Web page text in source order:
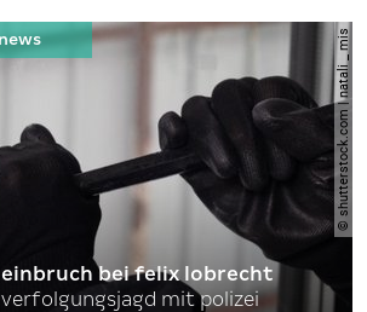
© shutterstock.com | natali _ mis
einbruch bei felix lobrecht
verfolgungsjagd mit polizei